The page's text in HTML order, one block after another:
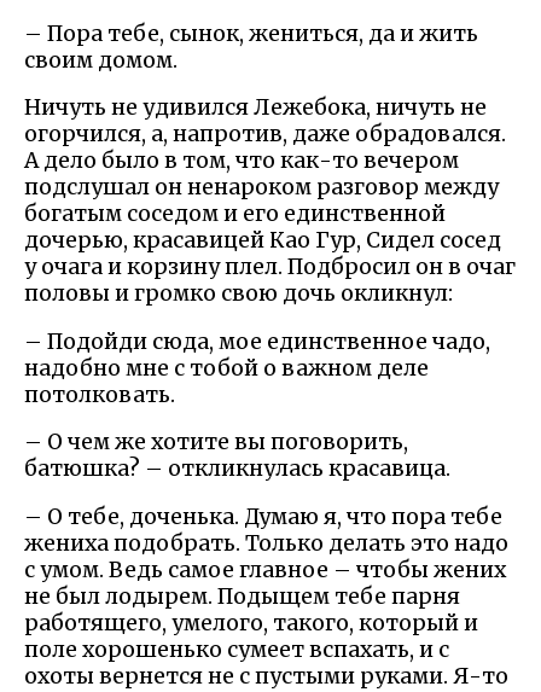
– Пора тебе, сынок, жениться, да и жить
своим домом.
Ничуть не удивился Лежебока, ничуть не
огорчился, а, напротив, даже обрадовался.
А дело было в том, что как-то вечером
подслушал он ненароком разговор между
богатым соседом и его единственной
дочерью, красавицей Као Гур, Сидел сосед
у очага и корзину плел. Подбросил он в очаг
половы и громко свою дочь окликнул:
– Подойди сюда, мое единственное чадо,
надобно мне с тобой о важном деле
потолковать.
– О чем же хотите вы поговорить,
батюшка? – откликнулась красавица.
– О тебе, доченька. Думаю я, что пора тебе
жениха подобрать. Только делать это надо
с умом. Ведь самое главное – чтобы жених
не был лодырем. Подыщем тебе парня
работящего, умелого, такого, который и
поле хорошенько сумеет вспахать, и с
охоты вернется не с пустыми руками. Я-то